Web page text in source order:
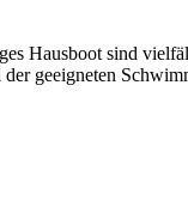
Hausboot sind
geeigneten